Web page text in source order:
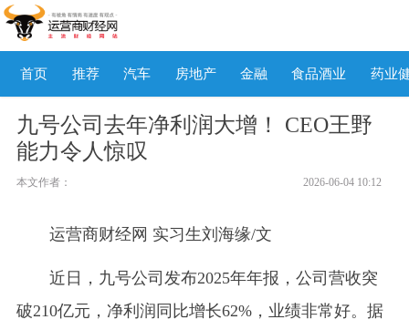
首页 推荐 汽车 房地产 金融 食品酒业 药业
九号公司去年净利润大增！ CEO王野
能力令人惊叹
本文作者： 2026-06-04 10:12
运营商财经网 实习生刘海缘/文
近日，九号公司发布2025年年报，公司营收突
破210亿元，净利润同比增长62%，业绩非常好。据